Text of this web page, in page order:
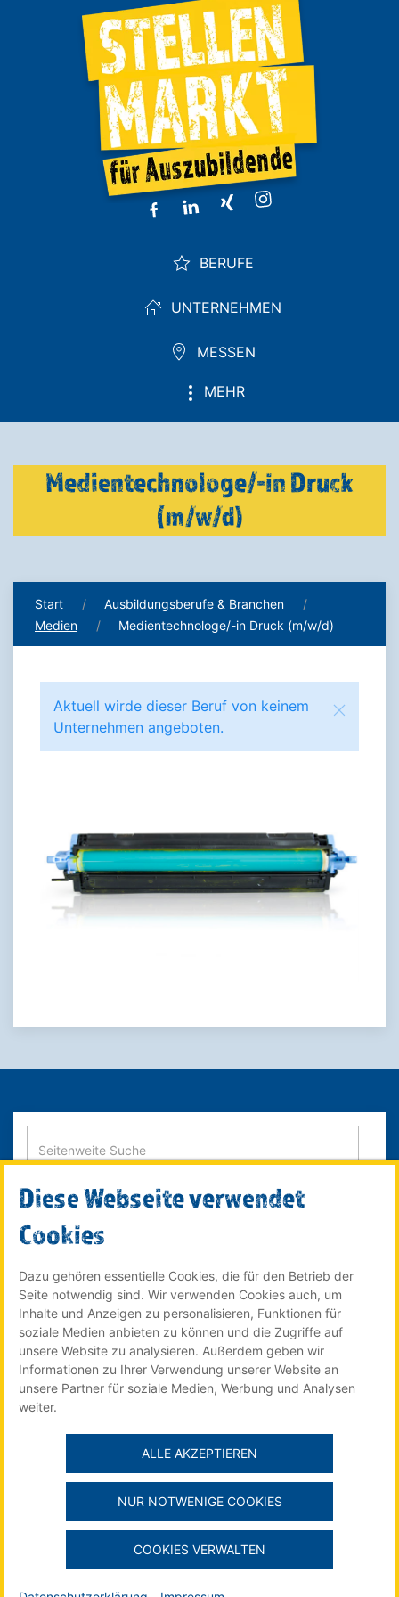
BERUFE
UNTERNEHMEN
MESSEN
MEHR
Medientechnologe/-in Druck
(m/w/d)
Start
Ausbildungsberufe & Branchen
Medien
Medientechnologe/-in Druck (m/w/d)
Aktuell wirde dieser Beruf von keinem
Unternehmen angeboten.
SUCHE STARTEN
© 2022 Röser MEDIA GmbH & Co. KG - ein Unternehmen im
Röser Medienhaus
Der Stellenmarkt für Auszubildende online auf:
Impressum
Datenschutzerklärung
Mediadaten Online
Über Röser MEDIA
Diese Webseite verwendet
Cookies
Dazu gehören essentielle Cookies, die für den Betrieb der
Seite notwendig sind. Wir verwenden Cookies auch, um
Inhalte und Anzeigen zu personalisieren, Funktionen für
soziale Medien anbieten zu können und die Zugriffe auf
unsere Website zu analysieren. Außerdem geben wir
Informationen zu Ihrer Verwendung unserer Website an
unsere Partner für soziale Medien, Werbung und Analysen
weiter.
ALLE AKZEPTIEREN
NUR NOTWENIGE COOKIES
COOKIES VERWALTEN